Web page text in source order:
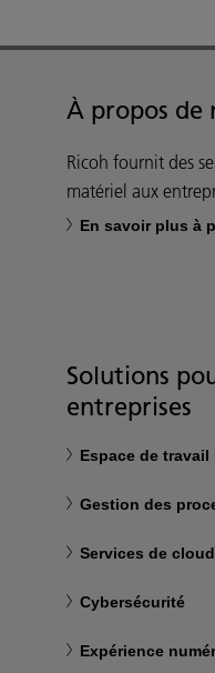
À propos de
Ricoh fournit des
matériel aux
En savoir plus à
Solutions
entreprises
Espace de travail
Gestion des
Services de
Cybersécurité
Expérience